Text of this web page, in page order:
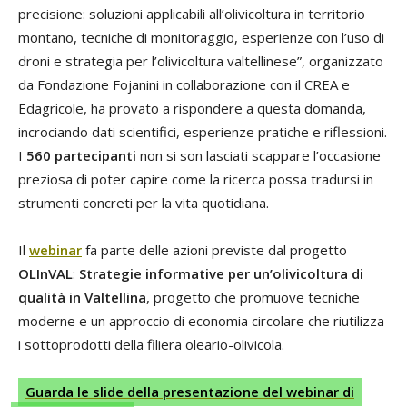
precisione: soluzioni applicabili all’olivicoltura in territorio
montano, tecniche di monitoraggio, esperienze con l’uso di
droni e strategia per l’olivicoltura valtellinese”, organizzato
da Fondazione Fojanini in collaborazione con il CREA e
Edagricole, ha provato a rispondere a questa domanda,
incrociando dati scientifici, esperienze pratiche e riflessioni.
I 560 partecipanti non si son lasciati scappare l’occasione
preziosa di poter capire come la ricerca possa tradursi in
strumenti concreti per la vita quotidiana.
Il webinar fa parte delle azioni previste dal progetto
OLInVAL: Strategie informative per un’olivicoltura di
qualità in Valtellina, progetto che promuove tecniche
moderne e un approccio di economia circolare che riutilizza
i sottoprodotti della filiera oleario-olivicola.
Guarda le slide della presentazione del webinar di